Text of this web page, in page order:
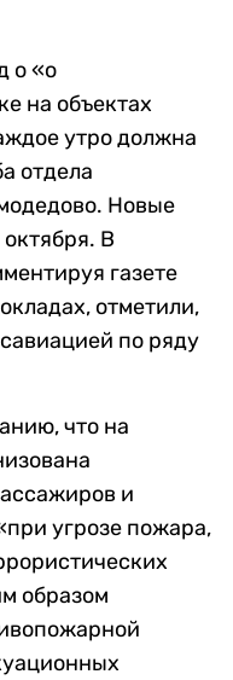
о «о
на объектах
утро должна
отдела
Новые
В
газете
отметили,
по ряду
что на
и
угрозе пожара,
образом